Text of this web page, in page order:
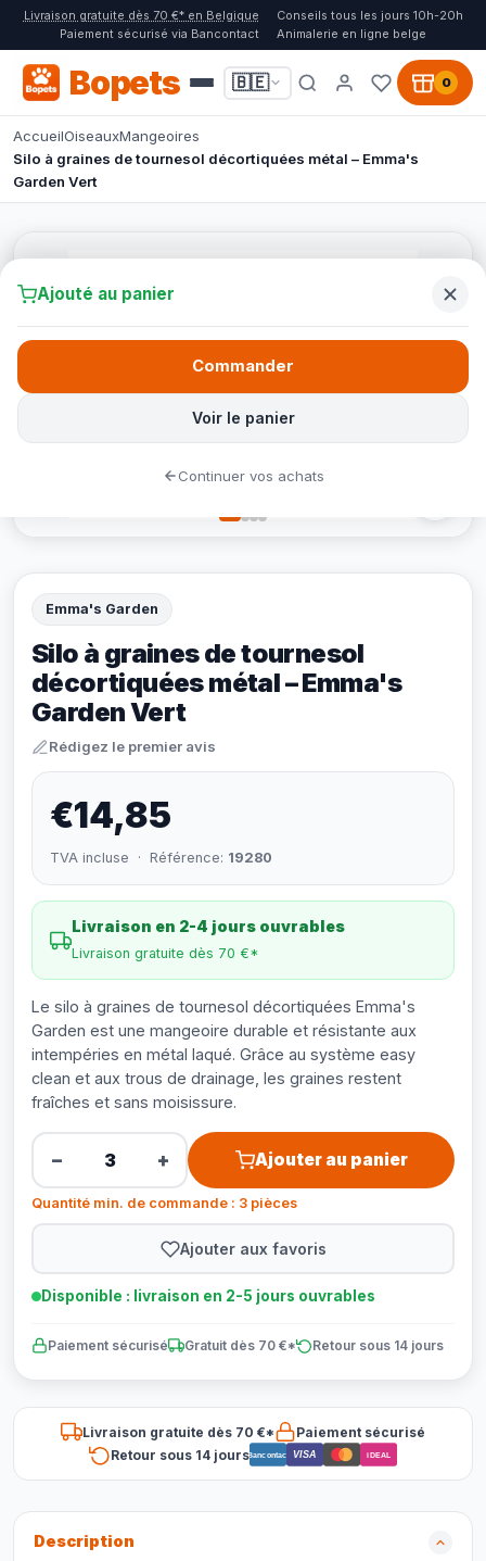
Livraison gratuite dès 70 €* en Belgique
Conseils tous les jours 10h-20h
Paiement sécurisé via Bancontact
Animalerie en ligne belge
Bopets 🇧🇪 0
AccueilOiseauxMangeoires
Silo à graines de tournesol décortiquées métal – Emma's
Garden Vert
Emma's Garden
Silo à graines de tournesol
décortiquées métal – Emma's
Garden Vert
Rédigez le premier avis
€14,85
TVA incluse · Référence: 19280
Livraison en 2-4 jours ouvrables
Livraison gratuite dès 70 €*
Le silo à graines de tournesol décortiquées Emma's
Garden est une mangeoire durable et résistante aux
intempéries en métal laqué. Grâce au système easy
clean et aux trous de drainage, les graines restent
fraîches et sans moisissure.
− + Ajouter au panier
Quantité min. de commande : 3 pièces
Ajouter aux favoris
Disponible : livraison en 2-5 jours ouvrables
Paiement sécurisé Gratuit dès 70 €* Retour sous 14 jours
Livraison gratuite dès 70 €*
Paiement sécurisé
Retour sous 14 joursBancontact VISA iDEAL
Description
Ajouté au panier
Voir le panier
Commander
Continuer vos achats